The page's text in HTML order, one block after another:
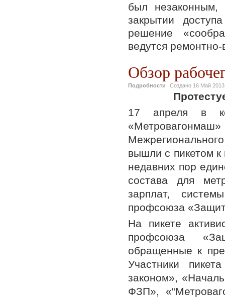
был незаконным,
закрытии
решение
ведутся
Обзор
Подробности Создано 16 Май 2013
17 апреля в
вышли с пикетом
недавних пор
состава для
зарплат,
профсоюза
На пикете
профсоюза
обращенные к
Участники
законом»,
ФЗП»,